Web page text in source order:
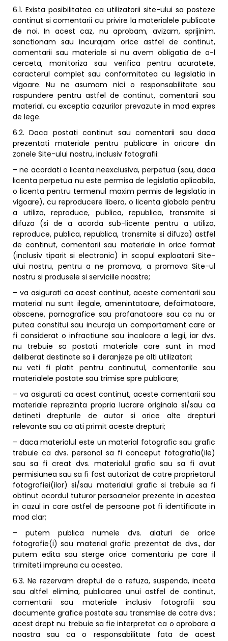
6.1. Exista posibilitatea ca utilizatorii site-ului sa posteze
continut si comentarii cu privire la materialele publicate
de noi. In acest caz, nu aprobam, avizam, sprijinim,
sanctionam sau incurajam orice astfel de continut,
comentarii sau materiale si nu avem obligatia de a-l
cerceta, monitoriza sau verifica pentru acuratete,
caracterul complet sau conformitatea cu legislatia in
vigoare. Nu ne asumam nici o responsabilitate sau
raspundere pentru astfel de continut, comentarii sau
material, cu exceptia cazurilor prevazute in mod expres
de lege.
6.2. Daca postati continut sau comentarii sau daca
prezentati materiale pentru publicare in oricare din
zonele Site-ului nostru, inclusiv fotografii:
– ne acordati o licenta neexclusiva, perpetua (sau, daca
licenta perpetua nu este permisa de legislatia aplicabila,
o licenta pentru termenul maxim permis de legislatia in
vigoare), cu reproducere libera, o licenta globala pentru
a utiliza, reproduce, publica, republica, transmite si
difuza (si de a acorda sub-licente pentru a utiliza,
reproduce, publica, republica, transmite si difuza) astfel
de continut, comentarii sau materiale in orice format
(inclusiv tiparit si electronic) in scopul exploatarii Site-
ului nostru, pentru a ne promova, a promova Site-ul
nostru si produsele si serviciile noastre;
– va asigurati ca acest continut, aceste comentarii sau
material nu sunt ilegale, amenintatoare, defaimatoare,
obscene, pornografice sau profanatoare sau ca nu ar
putea constitui sau incuraja un comportament care ar
fi considerat o infractiune sau incalcare a legii, iar dvs.
nu trebuie sa postati materiale care sunt in mod
deliberat destinate sa ii deranjeze pe alti utilizatori;
nu veti fi platit pentru continutul, comentariile sau
materialele postate sau trimise spre publicare;
– va asigurati ca acest continut, aceste comentarii sau
materiale reprezinta propria lucrare originala si/sau ca
detineti drepturile de autor si orice alte drepturi
relevante sau ca ati primit aceste drepturi;
– daca materialul este un material fotografic sau grafic
trebuie ca dvs. personal sa fi conceput fotografia(ile)
sau sa fi creat dvs. materialul grafic sau sa fi avut
permisiunea sau sa fi fost autorizat de catre proprietarul
fotografiei(ilor) si/sau materialul grafic si trebuie sa fi
obtinut acordul tuturor persoanelor prezente in acestea
in cazul in care astfel de persoane pot fi identificate in
mod clar;
– putem publica numele dvs. alaturi de orice
fotografie(i) sau material grafic prezentat de dvs., dar
putem edita sau sterge orice comentariu pe care il
trimiteti impreuna cu acestea.
6.3. Ne rezervam dreptul de a refuza, suspenda, inceta
sau altfel elimina, publicarea unui astfel de continut,
comentarii sau materiale inclusiv fotografii sau
documente grafice postate sau transmise de catre dvs.;
acest drept nu trebuie sa fie interpretat ca o aprobare a
noastra sau ca o responsabilitate fata de acest